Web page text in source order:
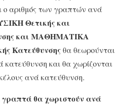
ο αριθμός των γραπτών ανά
Θετικής και
και ΜΑΘΗΜΑΤΙΚΑ
Κατεύθυνσηςθα θεωρούνται
και θα χωρίζονται
ανά κατεύθυνση.
θα χωριστούν ανά